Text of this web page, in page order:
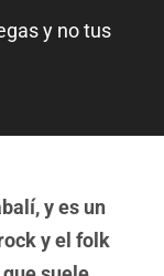
y no tus
y es un
y el folk